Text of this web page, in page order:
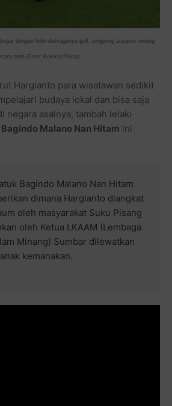
dengan hobi olahraganya golf, pingpong ataupun renang
rutin (Foto: Koleksi Privat)
Hargianto para wisatawan sedikit
budaya lokal dan bisa saja
negara asalnya, tambah lelaki
Malano Nan Hitam ini
Bagindo Malano Nan Hitam
dimana Hargianto diangkat
oleh masyarakat Suku Pisang
oleh Ketua LKAAM (Lembaga
Minang) Sumbar dilewatkan
kemanakan.